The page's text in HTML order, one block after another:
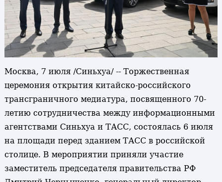
Москва, 7 июля /Синьхуа/ -- Торжественная
церемония открытия китайско-российского
трансграничного медиатура, посвященного 70-
летию сотрудничества между информационными
агентствами Синьхуа и ТАСС, состоялась 6 июля
на площади перед зданием ТАСС в российской
столице. В мероприятии приняли участие
заместитель председателя правительства РФ